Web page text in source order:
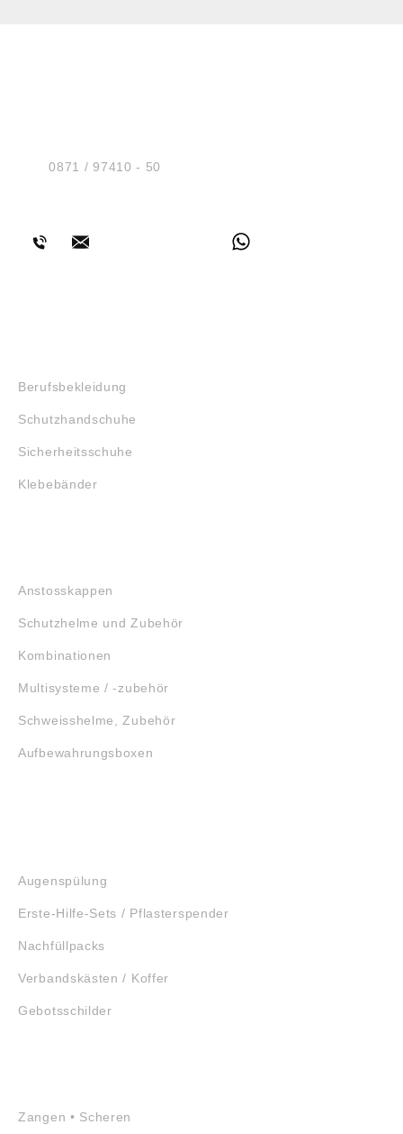
Tel.:0871 / 97410 - 50
Berufsbekleidung
Schutzhandschuhe
Sicherheitsschuhe
Klebebänder
Anstosskappen
Schutzhelme und Zubehör
Kombinationen
Multisysteme / -zubehör
Schweisshelme, Zubehör
Aufbewahrungsboxen
Augenspülung
Erste-Hilfe-Sets / Pflasterspender
Nachfüllpacks
Verbandskästen / Koffer
Gebotsschilder
Zangen • Scheren